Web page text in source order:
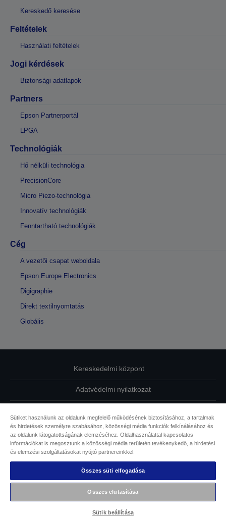
Kereskedő keresése
Feltételek
Használati feltételek
Jogi kérdések
Biztonsági adatlapok
Partners
Epson Partnerportál
LPGA
Technológiák
Hő nélküli technológia
PrecisionCore
Micro Piezo-technológia
Innovatív technológiák
Fenntartható technológiák
Cég
A vezetői csapat weboldala
Epson Europe Electronics
Digigraphie
Direkt textilnyomtatás
Globális
Kereskedelmi központ
Adatvédelmi nyilatkozat
Kapcsolatfelvétel
Sütikkel kapcsolatos információk
Az Epson elkötelezettsége az akadálymentesség mellett
Copyright © 2026 Seiko Epson
Sütiket használunk az oldalunk megfelelő működésének biztosításához, a tartalmak
és hirdetések személyre szabásához, közösségi média funkciók felkínálásához és
az oldalunk látogatottságának elemzéséhez. Oldalhasználattal kapcsolatos
információkat is megosztunk a közösségi média területén tevékenykedő, a hirdetési
és elemzési szolgáltatásokat nyújtó partnereinkkel.
Összes süti elfogadása
Összes elutasítása
Sütik beállítása